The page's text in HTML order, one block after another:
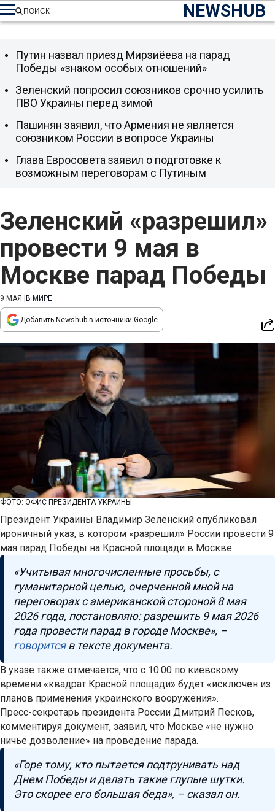
NEWSHUB
ПОИСК
Зеленский «разрешил»
провести 9 мая в
Москве парад Победы
9 МАЯ В МИРЕ
Добавить Newshub в источники Google
ФОТО: ОФИС ПРЕЗИДЕНТА УКРАИНЫ
Президент Украины Владимир Зеленский опубликовал
ироничный указ, в котором «разрешил» России провести 9
мая парад Победы на Красной площади в Москве.
«Учитывая многочисленные просьбы, с
гуманитарной целью, очерченной мной на
переговорах с американской стороной 8 мая
2026 года, постановляю: разрешить 9 мая 2026
года провести парад в городе Москве», –
говоритсяв тексте документа.
В указе также отмечается, что с 10:00 по киевскому
времени «квадрат Красной площади» будет «исключен из
планов применения украинского вооружения».
Пресс-секретарь президента России Дмитрий Песков,
комментируя документ, заявил, что Москве «не нужно
ничье дозволение» на проведение парада.
«Горе тому, кто пытается подтрунивать над
Днем Победы и делать такие глупые шутки.
Это скорее его большая беда», – сказал он.
Путин назвал приезд Мирзиёева на парад
Победы «знаком особых отношений»
Зеленский попросил союзников срочно усилить
ПВО Украины перед зимой
Пашинян заявил, что Армения не является
союзником России в вопросе Украины
Глава Евросовета заявил о подготовке к
возможным переговорам с Путиным